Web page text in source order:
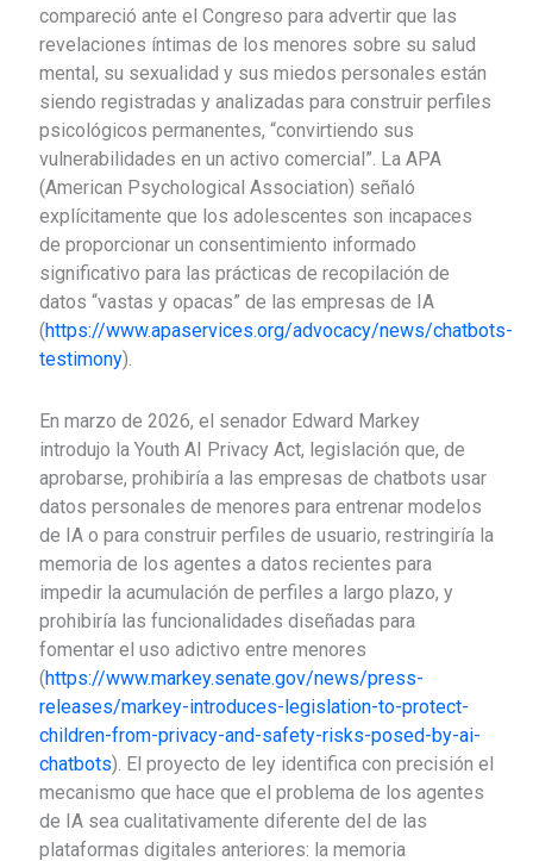
compareció ante el Congreso para advertir que las
revelaciones íntimas de los menores sobre su salud
mental, su sexualidad y sus miedos personales están
siendo registradas y analizadas para construir perfiles
psicológicos permanentes, “convirtiendo sus
vulnerabilidades en un activo comercial”. La APA
(American Psychological Association) señaló
explícitamente que los adolescentes son incapaces
de proporcionar un consentimiento informado
significativo para las prácticas de recopilación de
datos “vastas y opacas” de las empresas de IA
(https://www.apaservices.org/advocacy/news/chatbots-
testimony).
En marzo de 2026, el senador Edward Markey
introdujo la Youth AI Privacy Act, legislación que, de
aprobarse, prohibiría a las empresas de chatbots usar
datos personales de menores para entrenar modelos
de IA o para construir perfiles de usuario, restringiría la
memoria de los agentes a datos recientes para
impedir la acumulación de perfiles a largo plazo, y
prohibiría las funcionalidades diseñadas para
fomentar el uso adictivo entre menores
(https://www.markey.senate.gov/news/press-
releases/markey-introduces-legislation-to-protect-
children-from-privacy-and-safety-risks-posed-by-ai-
chatbots). El proyecto de ley identifica con precisión el
mecanismo que hace que el problema de los agentes
de IA sea cualitativamente diferente del de las
plataformas digitales anteriores: la memoria